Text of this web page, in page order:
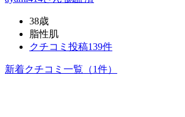
38歳
脂性肌
クチコミ投稿139件
新着クチコミ一覧 （1件）